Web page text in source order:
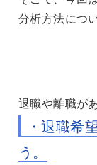
分析方法につ
退職や離職が
・退職希
う。